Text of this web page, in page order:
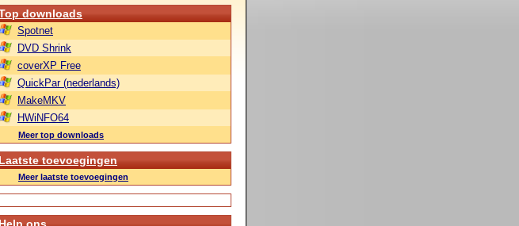
downloads
Spotnet
DVD Shrink
coverXP Free
QuickPar (nederlands)
MakeMKV
HWiNFO64
Meer top downloads
Laatste toevoegingen
Meer laatste toevoegingen